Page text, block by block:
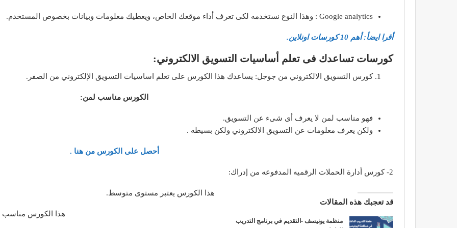
Google analytics : وهذا النوع نستخدمه لكى تعرف أداء موقعك الخاص، ويعطيك معلومات وبيانات بخصوص المستخدم.
أقرا ايضأ: أهم 10 كورسات اونلاين.
كورسات تساعدك فى تعلم أساسيات التسويق الالكتروني:
كورس التسويق الالكتروني من جوجل: يساعدك هذا الكورس على تعلم اساسيات التسويق الإلكتروني من الصفر.
الكورس مناسب لمن:
فهو مناسب لمن لا يعرف أى شىء عن التسويق.
ولكن يعرف معلومات عن التسويق الالكتروني ولكن بسيطه .
أحصل على الكورس من هنا .
2- كورس أدارة الحملات الرقميه المدفوعه من إدراك:
قد تعجبك هذه المقالات
منظمة يونيسف -التقديم في برنامج التدريب
هذا الكورس يعتبر مستوى متوسط.
هذا الكورس مناسب